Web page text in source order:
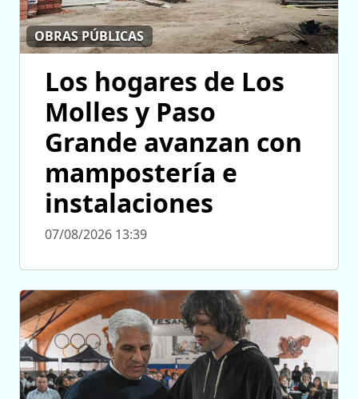
OBRAS PÚBLICAS
Los hogares de Los
Molles y Paso
Grande avanzan con
mampostería e
instalaciones
07/08/2026 13:39